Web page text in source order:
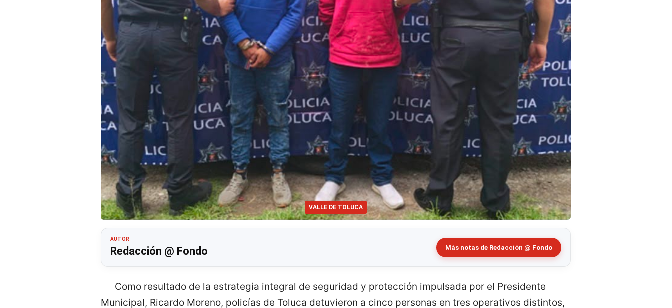
VALLE DE TOLUCA
AUTOR
Redacción @ Fondo Más notas de Redacción @ Fondo
Como resultado de la estrategia integral de seguridad y protección impulsada por el Presidente
Municipal, Ricardo Moreno, policías de Toluca detuvieron a cinco personas en tres operativos distintos,